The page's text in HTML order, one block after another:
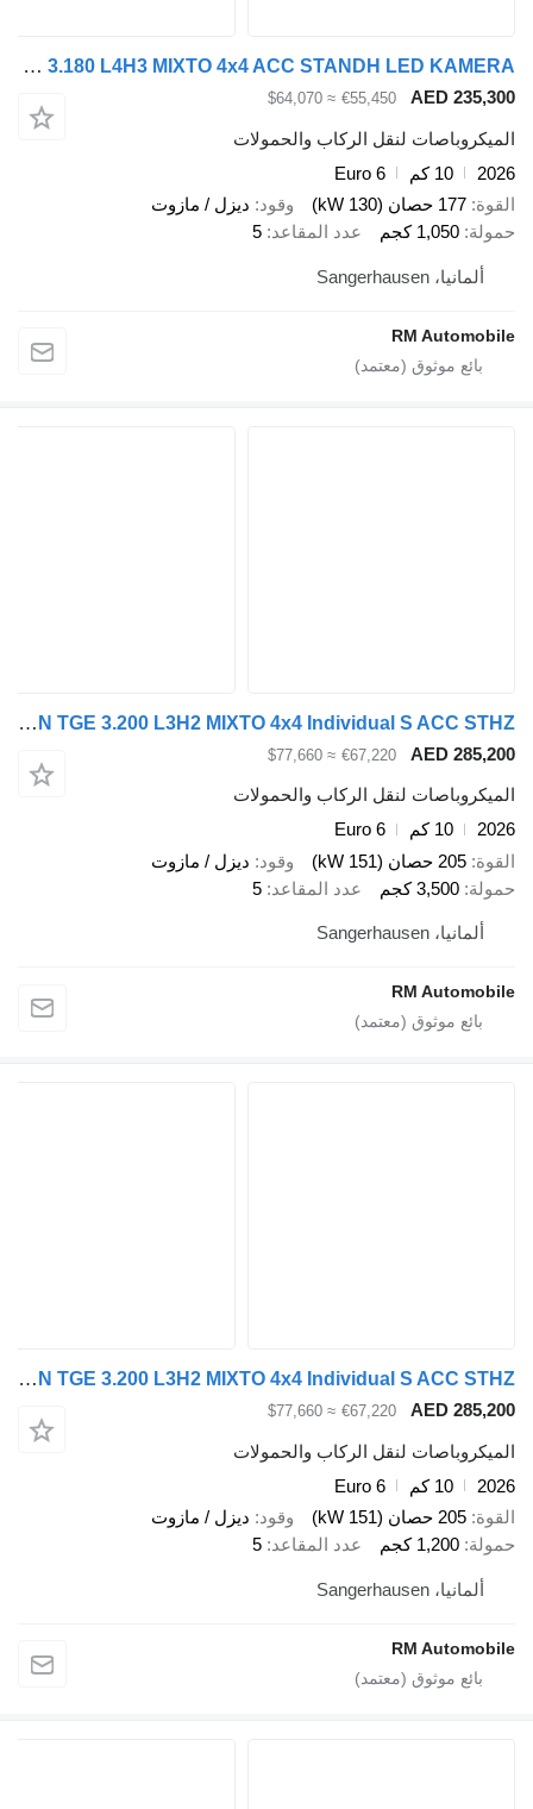
MAN TGE 3.180 L4H3 MIXTO 4x4 ACC STANDH LED KAMERA
AED
€55,450
≈ $64,070
لنقل الركاب والحمولات
10 كم
Euro 6
177 حصان (130 kW)
وقود
ديزل / مازوت
1,050 كجم عدد المقاعد 5
RM
MAN TGE 3.200 L3H2 MIXTO 4x4 Individual S ACC STHZ
AED
€67,220
≈ $77,660
لنقل الركاب والحمولات
10 كم
Euro 6
205 حصان (151 kW)
وقود
ديزل / مازوت
3,500 كجم عدد المقاعد 5
RM
MAN TGE 3.200 L3H2 MIXTO 4x4 Individual S ACC STHZ
AED
€67,220
≈ $77,660
لنقل الركاب والحمولات
10 كم
Euro 6
205 حصان (151 kW)
وقود
ديزل / مازوت
1,200 كجم عدد المقاعد 5
RM